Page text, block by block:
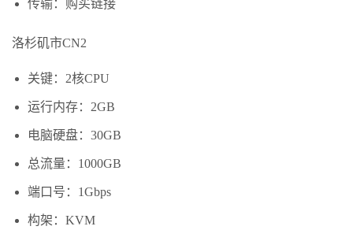
传输：购买链接
洛杉矶市CN2
关键：2核CPU
运行内存：2GB
电脑硬盘：30GB
总流量：1000GB
端口号：1Gbps
构架：KVM